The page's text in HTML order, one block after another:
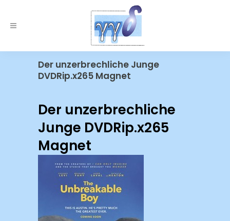
Der unzerbrechliche Junge
DVDRip.x265 Magnet
Der unzerbrechliche
Junge DVDRip.x265
Magnet